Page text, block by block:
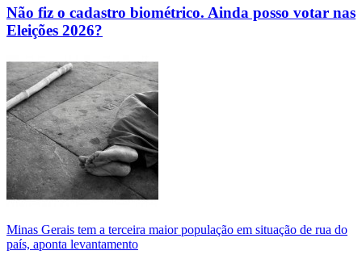
Não fiz o cadastro biométrico. Ainda posso votar nas
Eleições 2026?
Minas Gerais tem a terceira maior população em situação de rua do
país, aponta levantamento